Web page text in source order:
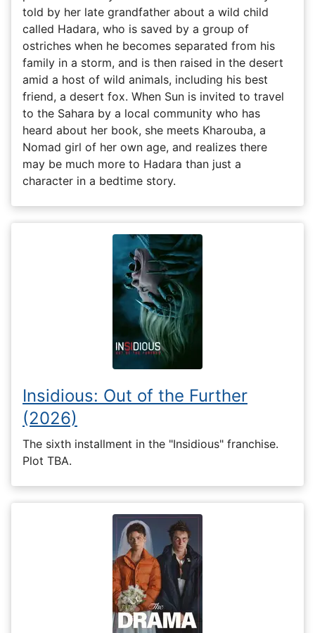
told by her late grandfather about a wild child
called Hadara, who is saved by a group of
ostriches when he becomes separated from his
family in a storm, and is then raised in the desert
amid a host of wild animals, including his best
friend, a desert fox. When Sun is invited to travel
to the Sahara by a local community who has
heard about her book, she meets Kharouba, a
Nomad girl of her own age, and realizes there
may be much more to Hadara than just a
character in a bedtime story.
Insidious: Out of the Further
(2026)
The sixth installment in the "Insidious" franchise.
Plot TBA.